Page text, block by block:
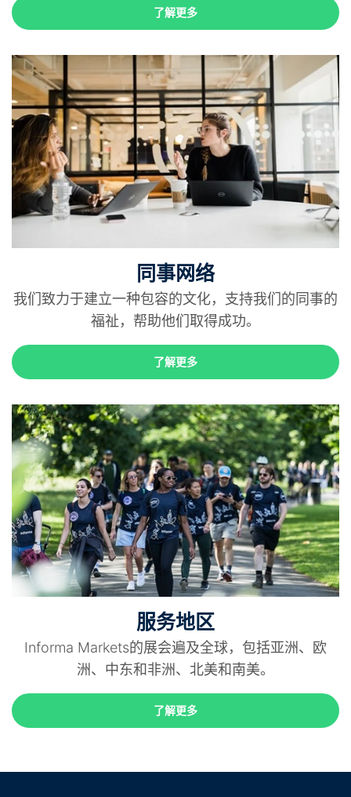
了解更多
同事网络
我们致力于建立一种包容的文化，支持我们的同事的
福祉，帮助他们取得成功。
了解更多
服务地区
Informa Markets的展会遍及全球，包括亚洲、欧
洲、中东和非洲、北美和南美。
了解更多